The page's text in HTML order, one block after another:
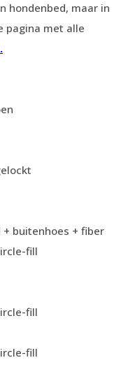
hondenbed, maar in
pagina met alle
+ buitenhoes + fiber
fill
fill
fill